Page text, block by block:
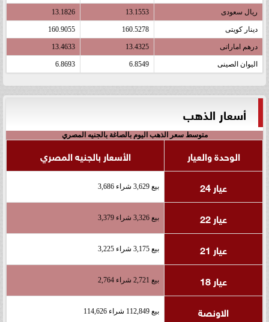
ريال سعودى 13.1553
13.1826
دينار كويتى 160.5278
160.9055
درهم اماراتى 13.4325
13.4633
اليوان الصينى 6.8549
6.8693
أسعار الذهب
متوسط سعر الذهب اليوم بالصاغة بالجنيه المصري
الوحدة والعيار
الأسعار بالجنيه المصري
عيار 24
بيع 3,629 شراء 3,686
عيار 22 بيع 3,326 شراء 3,379
عيار 21 بيع 3,175 شراء 3,225
عيار 18 بيع 2,721 شراء 2,764
الاونصة بيع 112,849 شراء 114,626